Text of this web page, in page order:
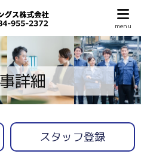
詳細
スタッフ登録